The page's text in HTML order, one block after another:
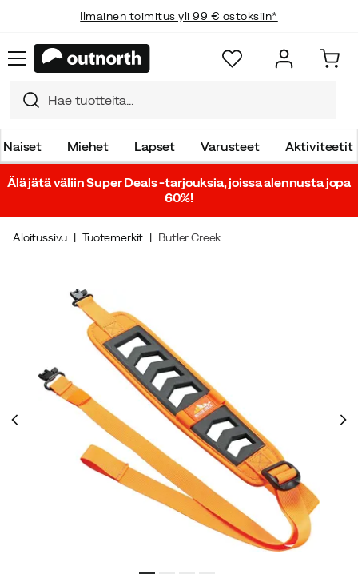
Ilmainen toimitus yli 99 € ostoksiin*
Naiset Miehet Lapset Varusteet Aktiviteetit
Älä jätä väliin Super Deals -tarjouksia, joissa alennusta jopa
60%!
Aloitussivu Tuotemerkit Butler Creek